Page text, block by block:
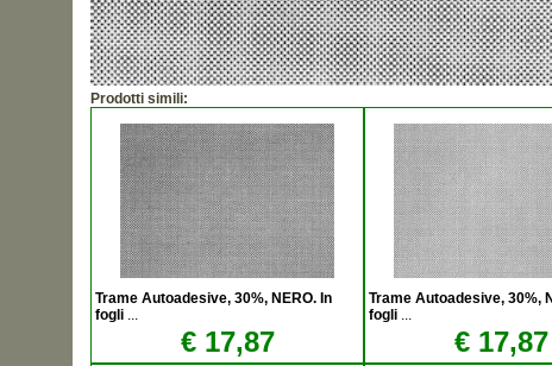
Prodotti simili:
Trame Autoadesive, 30%, NERO. In
fogli ...
€ 17,87
Trame Autoadesive, 30%,
fogli ...
€ 17,87